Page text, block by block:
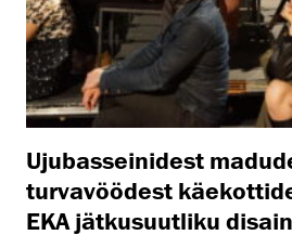
Ujubasseinidest
turvavöödest
EKA jätkusuutliku